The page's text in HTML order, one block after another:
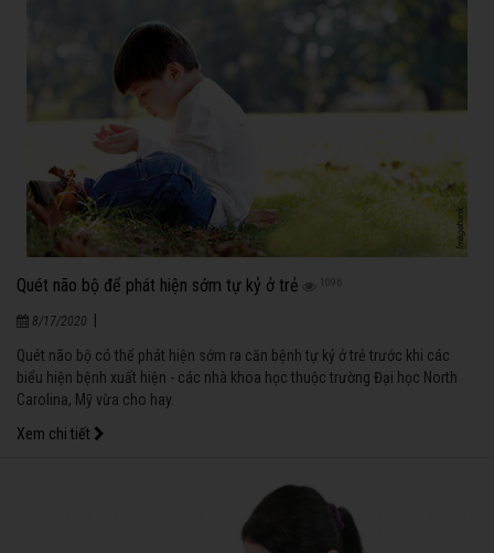
Quét não bộ để phát hiện sớm tự kỷ ở trẻ 1096
8/17/2020 |
Quét não bộ có thể phát hiện sớm ra căn bệnh tự kỷ ở trẻ trước khi các
biểu hiện bệnh xuất hiện - các nhà khoa học thuộc trường Đại học North
Carolina, Mỹ vừa cho hay.
Xem chi tiết